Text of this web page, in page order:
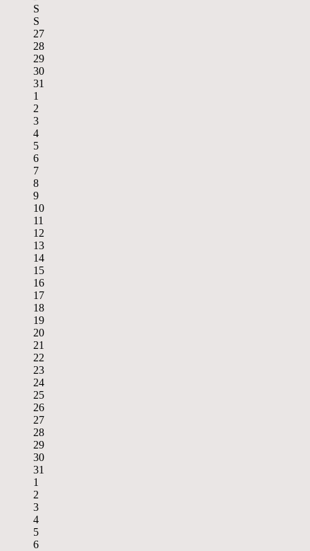
S
S
27
28
29
30
31
1
2
3
4
5
6
7
8
9
10
11
12
13
14
15
16
17
18
19
20
21
22
23
24
25
26
27
28
29
30
31
1
2
3
4
5
6